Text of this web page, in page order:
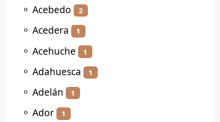
⚬ Acebedo 2
⚬ Acedera 1
⚬ Acehuche 1
⚬ Adahuesca 1
⚬ Adelán 1
⚬ Ador 1